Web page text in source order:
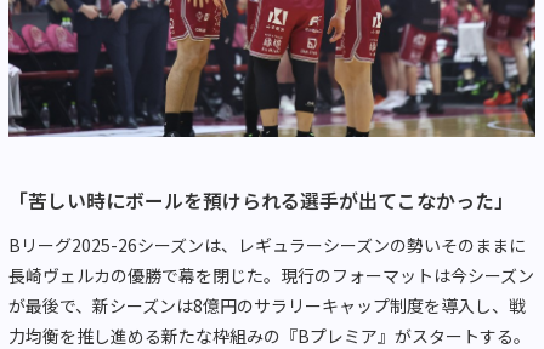
「苦しい時にボールを預けられる選手が出てこなかった」
Bリーグ2025-26シーズンは、レギュラーシーズンの勢いそのままに
長崎ヴェルカの優勝で幕を閉じた。現行のフォーマットは今シーズン
が最後で、新シーズンは8億円のサラリーキャップ制度を導入し、戦
力均衡を推し進める新たな枠組みの『Bプレミア』がスタートする。